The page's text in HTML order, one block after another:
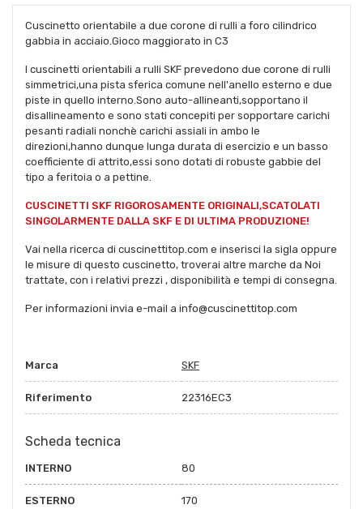
Cuscinetto orientabile a due corone di rulli a foro cilindrico
gabbia in acciaio.Gioco maggiorato in C3
I cuscinetti orientabili a rulli SKF prevedono due corone di rulli
simmetrici,una pista sferica comune nell'anello esterno e due
piste in quello interno.Sono auto-allineanti,sopportano il
disallineamento e sono stati concepiti per sopportare carichi
pesanti radiali nonchè carichi assiali in ambo le
direzioni,hanno dunque lunga durata di esercizio e un basso
coefficiente di attrito,essi sono dotati di robuste gabbie del
tipo a feritoia o a pettine.
CUSCINETTI SKF RIGOROSAMENTE ORIGINALI,SCATOLATI
SINGOLARMENTE DALLA SKF E DI ULTIMA PRODUZIONE!
Vai nella ricerca di cuscinettitop.com e inserisci la sigla oppure
le misure di questo cuscinetto, troverai altre marche da Noi
trattate, con i relativi prezzi , disponibilità e tempi di consegna.
Per informazioni invia e-mail a info@cuscinettitop.com
Marca SKF
Riferimento 22316EC3
Scheda tecnica
INTERNO 80
ESTERNO 170